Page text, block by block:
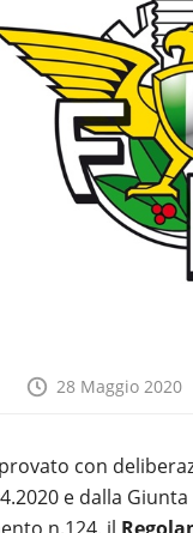
28 Maggio 2020
con
e dalla
Behind
1.0": un
le
al